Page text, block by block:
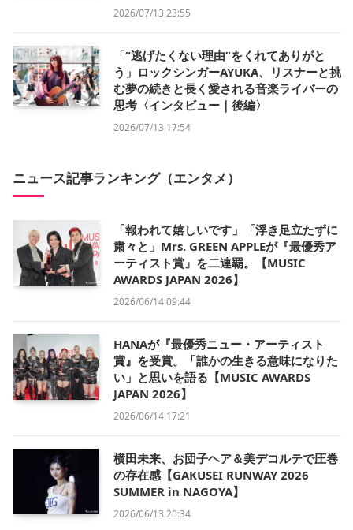
2026/07/13 23:55
「“逃げたくない理由”をくれてありがと
う」ロックシンガーAYUKA、リスナーと挑
む夢の続きと長く愛される音楽ライバーの
思考〈インタビュー｜後編〉
2026/07/13 17:54
ニュース記事ランキング（エンタメ）
「報われて嬉しいです」「浮き足立たずに
粛々と」Mrs. GREEN APPLEが『最優秀ア
ーティスト賞』を二連覇。【MUSIC
AWARDS JAPAN 2026】
2026/06/14 09:44
HANAが『最優秀ニュー・アーティスト
賞』を受賞。「誰かの生きる意味になりた
い」と思いを語る【MUSIC AWARDS
JAPAN 2026】
2026/06/14 17:21
横田未来、お団子ヘア＆美デコルテで圧巻
の存在感【GAKUSEI RUNWAY 2026
SUMMER in NAGOYA】
2026/06/13 20:34